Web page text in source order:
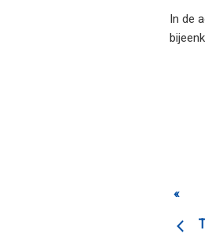
In de
«